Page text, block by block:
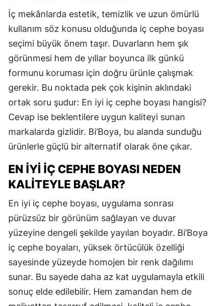
İç mekânlarda estetik, temizlik ve uzun ömürlü
kullanım söz konusu olduğunda iç cephe boyası
seçimi büyük önem taşır. Duvarların hem şık
görünmesi hem de yıllar boyunca ilk günkü
formunu koruması için doğru ürünle çalışmak
gerekir. Bu noktada pek çok kişinin aklındaki
ortak soru şudur: En iyi iç cephe boyası hangisi?
Cevap ise beklentilere uygun kaliteyi sunan
markalarda gizlidir. Bi’Boya, bu alanda sunduğu
ürünlerle güçlü bir alternatif olarak öne çıkar.
EN İYI İÇ CEPHE BOYASI NEDEN
KALITEYLE BAŞLAR?
En iyi iç cephe boyası, uygulama sonrası
pürüzsüz bir görünüm sağlayan ve duvar
yüzeyine dengeli şekilde yayılan boyadır. Bi’Boya
iç cephe boyaları, yüksek örtücülük özelliği
sayesinde yüzeyde homojen bir renk dağılımı
sunar. Bu sayede daha az kat uygulamayla etkili
sonuç elde edilebilir. Hem zamandan hem de